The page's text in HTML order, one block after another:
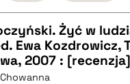
Żyć w
Ewa Kozdrowicz,
2007 : [recenzja]
Chowanna